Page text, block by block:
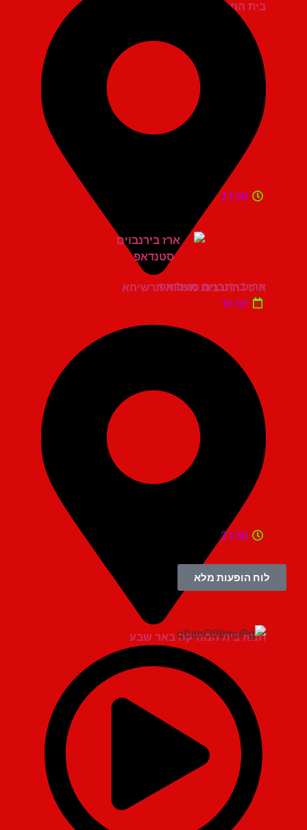
בית החייל תל אביב
היכל התרבות מעלות תרשיחא
21:30
ארז בירנבוים סטנדאפ
יום ש'
תמוז בית המוזיקה באר שבע
21:30
לוח הופעות מלא